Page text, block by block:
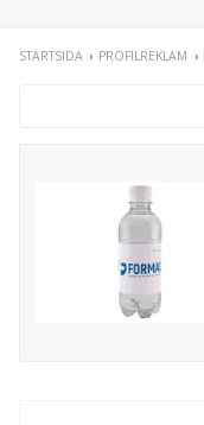
STARTSIDA PROFILREKLAM